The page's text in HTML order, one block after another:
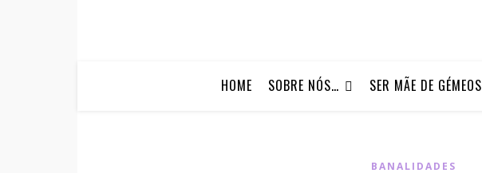
HOME SOBRE NÓS… SER MÃE DE GÉMEOS
BANALIDADES